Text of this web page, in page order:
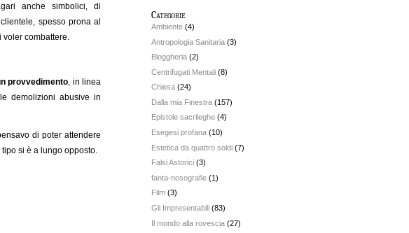
anche simbolici, di
spesso prona al
combattere.
provvedimento , in linea
demolizioni abusive in
di poter attendere
si è a lungo opposto.
Categorie
Ambiente (4)
Antropologia Sanitaria (3)
Bloggheria (2)
Centrifugati Mentali (8)
Chiesa (24)
Dalla mia Finestra (157)
Epistole sacrileghe (4)
Esegesi profana (10)
Estetica da quattro soldi (7)
Falsi Astorici (3)
fanta-nosografie (1)
Film (3)
Gli Impresentabili (83)
Il mondo alla rovescia (27)